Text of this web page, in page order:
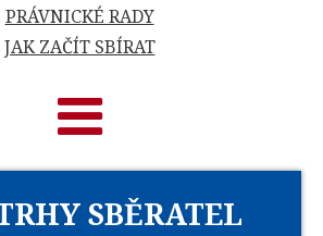
PRÁVNICKÉ RADY
JAK ZAČÍT SBÍRAT
SBĚRATEL